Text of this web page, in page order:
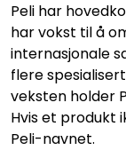
Peli har
har vokst til å
internasjonale
flere
veksten holder
Hvis et produkt
Peli-navnet.